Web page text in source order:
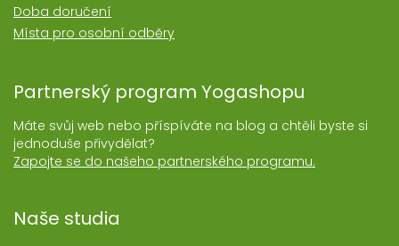
Doba doručení
Místa pro osobní odběry
Partnerský program Yogashopu
Máte svůj web nebo příspíváte na blog a chtěli byste si
jednoduše přivydělat?
Zapojte se do našeho partnerského programu.
Naše studia